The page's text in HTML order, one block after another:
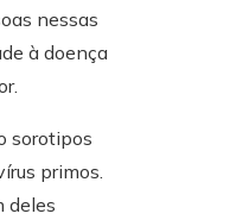
nessas
à doença
sorotipos
primos.
deles